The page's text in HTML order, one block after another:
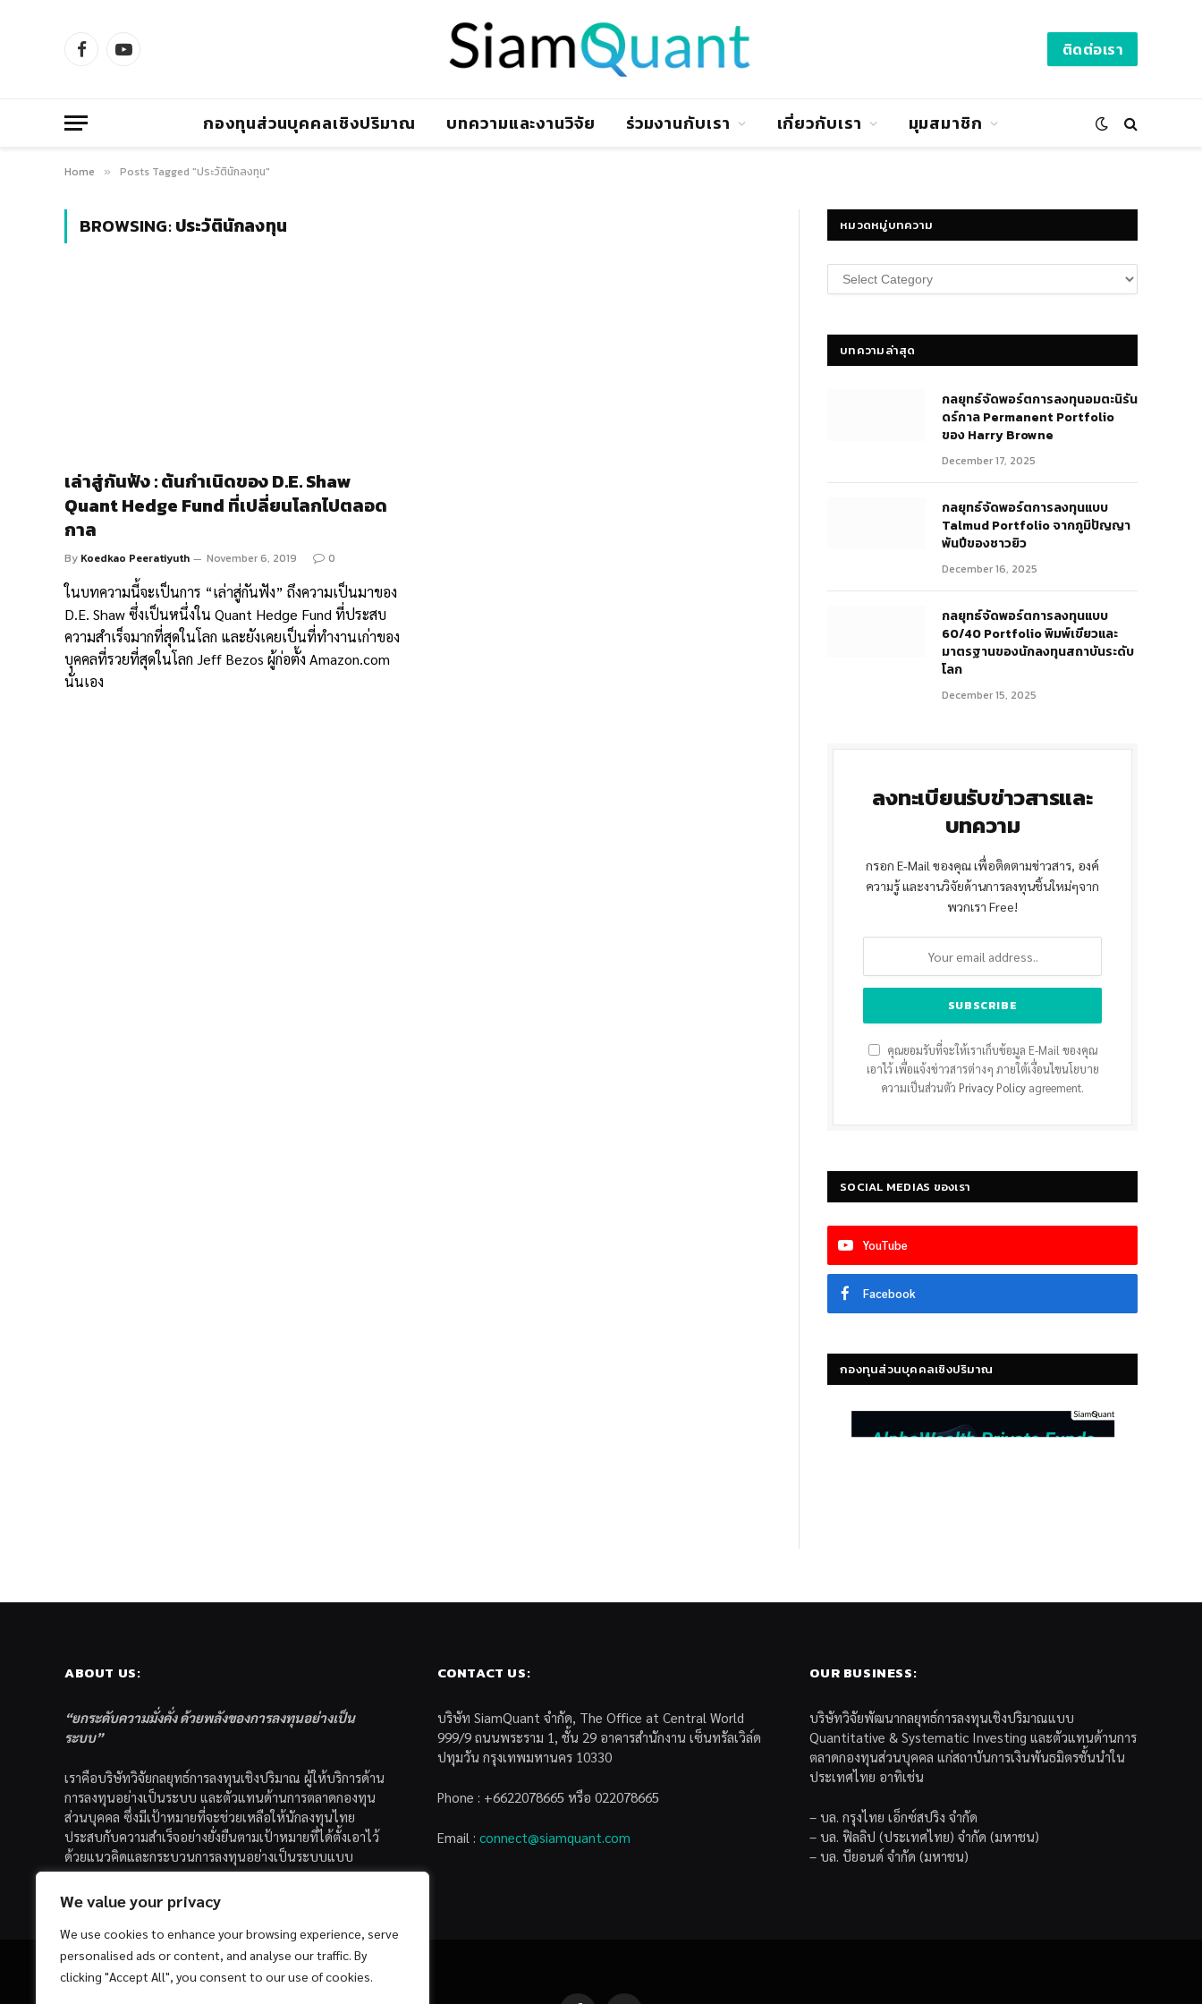
We value your privacy
We use cookies to enhance your browsing experience, serve
personalised ads or content, and analyse our traffic. By
clicking "Accept All", you consent to our use of cookies.
FacebookYouTube ติดต่อเรา
กองทุนส่วนบุคคลเชิงปริมาณ บทความและงานวิจัย ร่วมงานกับเรา เกี่ยวกับเรา มุมสมาชิก
Home » Posts Tagged "ประวัตินักลงทุน"
BROWSING:ประวัตินักลงทุน
เล่าสู่กันฟัง : ต้นกำเนิดของ D.E. Shaw
Quant Hedge Fund ที่เปลี่ยนโลกไปตลอด
กาล
By Koedkao Peeratiyuth November 6, 2019 0
ในบทความนี้จะเป็นการ “เล่าสู่กันฟัง” ถึงความเป็นมาของ
D.E. Shaw ซึ่งเป็นหนึ่งใน Quant Hedge Fund ที่ประสบ
ความสำเร็จมากที่สุดในโลก และยังเคยเป็นที่ทำงานเก่าของ
บุคคลที่รวยที่สุดในโลก Jeff Bezos ผู้ก่อตั้ง Amazon.com
นั่นเอง
หมวดหมู่บทความ
หมวด
หมู่
บทความล่าสุด
กลยุทธ์​จัดพอร์ตการลงทุนอมตะนิรัน
ดร์กาล Permanent Portfolio
ของ Harry Browne
December 17, 2025
กลยุทธ์จัดพอร์ตการลงทุนแบบ
Talmud Portfolio จากภูมิปัญญา
พันปีของชาวยิว
December 16, 2025
กลยุทธ์จัดพอร์ตการลงทุนแบบ
60/40 Portfolio พิมพ์เขียวและ
มาตรฐานของนักลงทุนสถาบันระดับ
โลก
December 15, 2025
ลงทะเบียนรับข่าวสารและ
บทความ
กรอก E-Mail ของคุณ เพื่อติดตามข่าวสาร, องค์
ความรู้ และงานวิจัยด้านการลงทุนชิ้นใหม่ๆจาก
พวกเรา Free!
คุณยอมรับที่จะให้เราเก็บข้อมูล E-Mail ของคุณ
เอาไว้ เพื่อแจ้งข่าวสารต่างๆ ภายใต้เงื่อนไขนโยบาย
ความเป็นส่วนตัว Privacy Policy agreement.
SOCIAL MEDIAS ของเรา
YouTube
Facebook
กองทุนส่วนบุคคลเชิงปริมาณ
ABOUT US:
“ยกระดับความมั่งคั่ง ด้วยพลังของการลงทุนอย่างเป็น
ระบบ”
เราคือบริษัทวิจัยกลยุทธ์การลงทุนเชิงปริมาณ ผู้ให้บริการด้าน
การลงทุนอย่างเป็นระบบ และตัวแทนด้านการตลาดกองทุน
ส่วนบุคคล ซึ่งมีเป้าหมายที่จะช่วยเหลือให้นักลงทุนไทย
ประสบกับความสำเร็จอย่างยั่งยืนตามเป้าหมายที่ได้ตั้งเอาไว้
ด้วยแนวคิดและกระบวนการลงทุนอย่างเป็นระบบแบบ
Quantitative & Systematic Investing
CONTACT US:
บริษัท SiamQuant จำกัด, The Office at Central World
999/9 ถนนพระราม 1, ชั้น 29 อาคารสำนักงาน เซ็นทรัลเวิล์ด
ปทุมวัน กรุงเทพมหานคร 10330
Phone : +6622078665 หรือ 022078665
Email : connect@siamquant.com
OUR BUSINESS:
บริษัทวิจัยพัฒนากลยุทธ์การลงทุนเชิงปริมาณแบบ
Quantitative & Systematic Investing และตัวแทนด้านการ
ตลาดกองทุนส่วนบุคคล แก่สถาบันการเงินพันธมิตรชั้นนำใน
ประเทศไทย อาทิเช่น
– บล. กรุงไทย เอ็กซ์สปริง จำกัด
– บล. ฟิลลิป (ประเทศไทย) จำกัด (มหาชน)
– บล. บียอนด์ จำกัด (มหาชน)